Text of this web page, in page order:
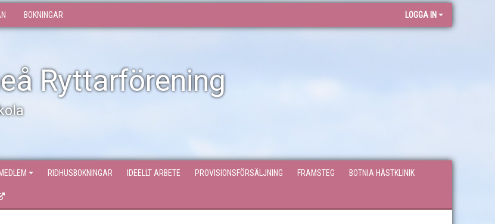
BOKNINGAR LOGGA IN
Ryttarförening
RIDHUSBOKNINGAR IDEELLT ARBETE PROVISIONSFÖRSÄLJNING FRAMSTEG BOTNIA HÄSTKLINIK